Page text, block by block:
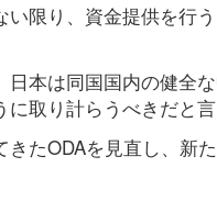
限り、資金提供を行
本は同国国内の健全
取り計らうべきだと言
たODAを見直し、新